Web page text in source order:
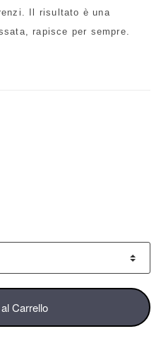
Il risultato è una
rapisce per sempre.
Carrello